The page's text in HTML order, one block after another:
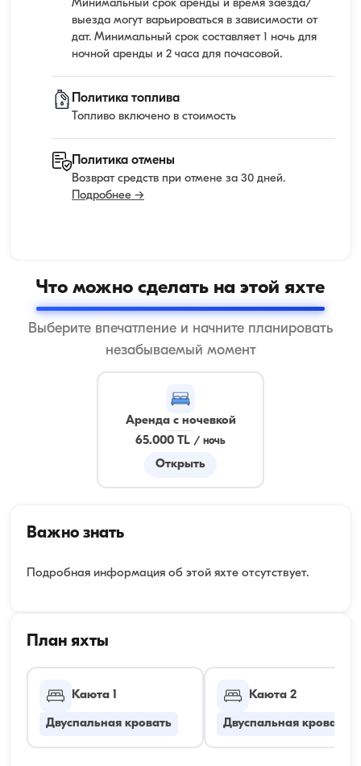
Минимальный срок аренды и время заезда/
выезда могут варьироваться в зависимости от
дат. Минимальный срок составляет 1 ночь для
ночной аренды и 2 часа для почасовой.
Политика топлива
Топливо включено в стоимость
Политика отмены
Возврат средств при отмене за 30 дней.
Подробнее →
Что можно сделать на этой яхте
Выберите впечатление и начните планировать
незабываемый момент
Аренда с ночевкой
65.000 TL / ночь
Открыть
Важно знать
Подробная информация об этой яхте отсутствует.
План яхты
Каюта 1
Двуспальная кровать
Каюта 2
Двуспальная кровать